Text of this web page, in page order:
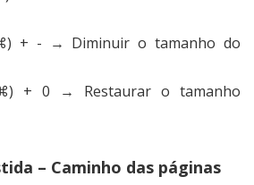
+ - → Diminuir o tamanho do
+ 0 → Restaurar o tamanho
– Caminho das páginas